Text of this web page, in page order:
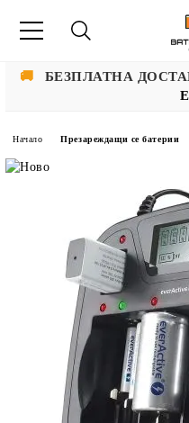
🚚 БЕЗПЛАТНА
Начало Презареждащи се батерии